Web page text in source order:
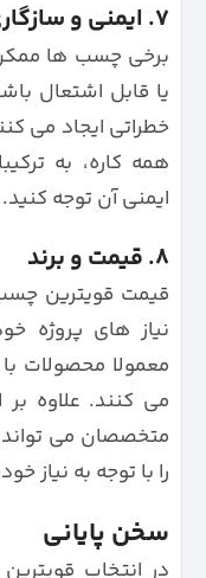
۷. ایمنی و سازگاری با محیط زیست
برخی چسب ها
یا قابل اشتعال
خطراتی ایجاد می
همه کاره، به
ایمنی آن توجه کنید.
۸. قیمت و برند
قیمت قویترین
نیاز های پروژه
معمولا محصولات
می کنند. علاوه بر
متخصصان می
را با توجه به نیاز
سخن پایانی
در انتخاب